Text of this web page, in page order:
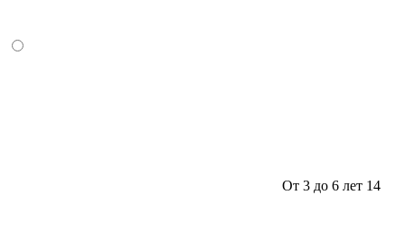
От 3 до 6 лет 14